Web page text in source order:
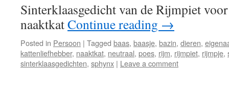
Sinterklaasgedicht van de Rijmpiet voor
naaktkatContinue reading →
Posted in Persoon | Tagged baas, baasje, bazin, dieren,
kattenliefhebber, naaktkat, neutraal, poes, rijm, rijmpiet, rijmpje,
sinterklaasgedichten, sphynx | Leave a comment